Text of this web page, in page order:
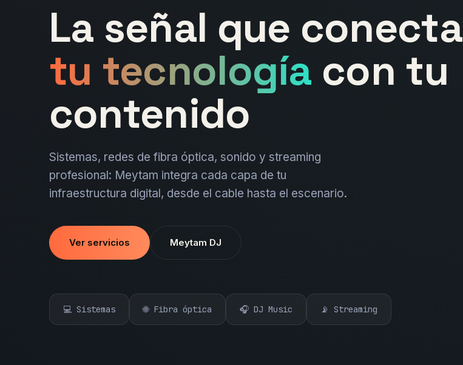
La señal que conecta
tu tecnología con tu
contenido
Sistemas, redes de fibra óptica, sonido y streaming
profesional: Meytam integra cada capa de tu
infraestructura digital, desde el cable hasta el escenario.
Ver servicios Meytam DJ
💻 Sistemas 🌐 Fibra óptica 🎧 DJ Music 📡 Streaming